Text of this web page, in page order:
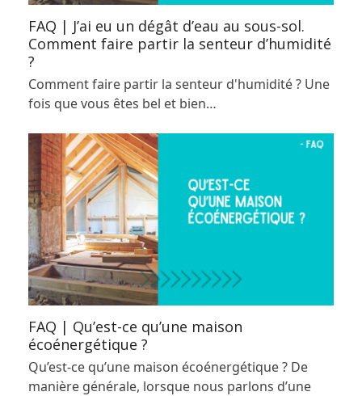
FAQ | J’ai eu un dégât d’eau au sous-sol.
Comment faire partir la senteur d’humidité
?
Comment faire partir la senteur d'humidité ? Une
fois que vous êtes bel et bien…
FAQ | Qu’est-ce qu’une maison
écoénergétique ?
Qu’est-ce qu’une maison écoénergétique ? De
manière générale, lorsque nous parlons d’une